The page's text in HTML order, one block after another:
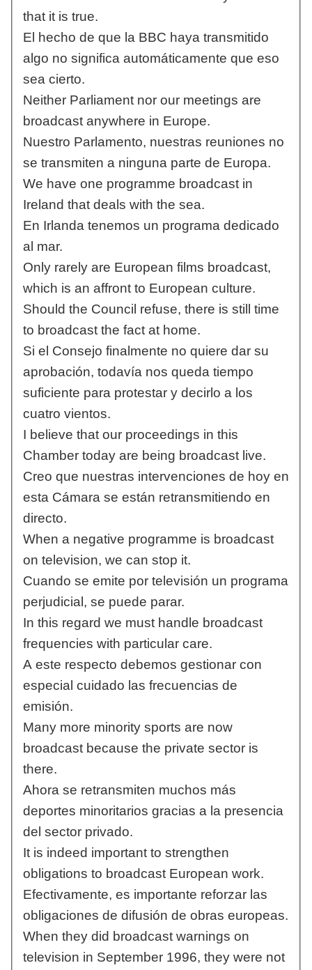
that it is true.
El hecho de que la BBC haya transmitido
algo no significa automáticamente que eso
sea cierto.
Neither Parliament nor our meetings are
broadcast anywhere in Europe.
Nuestro Parlamento, nuestras reuniones no
se transmiten a ninguna parte de Europa.
We have one programme broadcast in
Ireland that deals with the sea.
En Irlanda tenemos un programa dedicado
al mar.
Only rarely are European films broadcast,
which is an affront to European culture.
Should the Council refuse, there is still time
to broadcast the fact at home.
Si el Consejo finalmente no quiere dar su
aprobación, todavía nos queda tiempo
suficiente para protestar y decirlo a los
cuatro vientos.
I believe that our proceedings in this
Chamber today are being broadcast live.
Creo que nuestras intervenciones de hoy en
esta Cámara se están retransmitiendo en
directo.
When a negative programme is broadcast
on television, we can stop it.
Cuando se emite por televisión un programa
perjudicial, se puede parar.
In this regard we must handle broadcast
frequencies with particular care.
A este respecto debemos gestionar con
especial cuidado las frecuencias de
emisión.
Many more minority sports are now
broadcast because the private sector is
there.
Ahora se retransmiten muchos más
deportes minoritarios gracias a la presencia
del sector privado.
It is indeed important to strengthen
obligations to broadcast European work.
Efectivamente, es importante reforzar las
obligaciones de difusión de obras europeas.
When they did broadcast warnings on
television in September 1996, they were not